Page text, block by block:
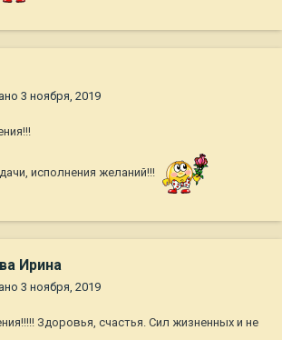
3 ноября, 2019
исполнения желаний!!!
Ирина
3 ноября, 2019
Здоровья, счастья. Сил жизненных и не